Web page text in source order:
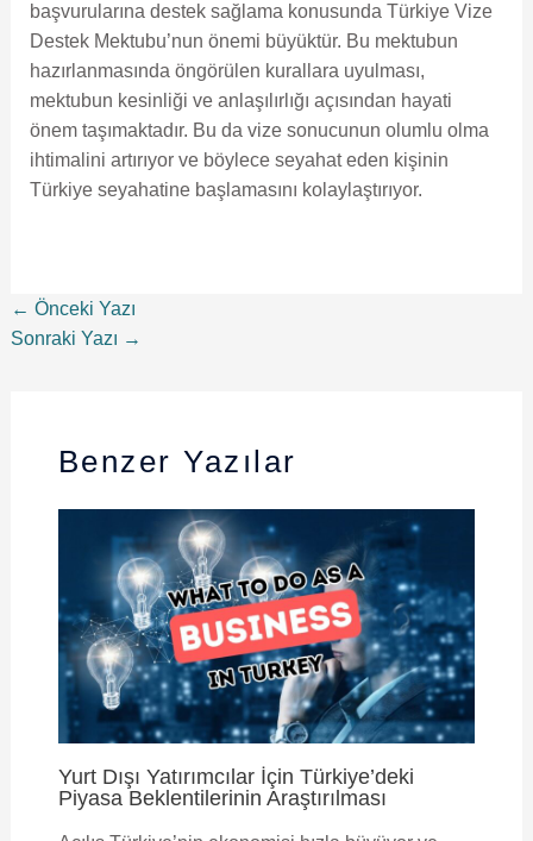
başvurularına destek sağlama konusunda Türkiye Vize
Destek Mektubu’nun önemi büyüktür. Bu mektubun
hazırlanmasında öngörülen kurallara uyulması,
mektubun kesinliği ve anlaşılırlığı açısından hayati
önem taşımaktadır. Bu da vize sonucunun olumlu olma
ihtimalini artırıyor ve böylece seyahat eden kişinin
Türkiye seyahatine başlamasını kolaylaştırıyor.
← Önceki Yazı
Sonraki Yazı →
Benzer Yazılar
Yurt Dışı Yatırımcılar İçin Türkiye’deki
Piyasa Beklentilerinin Araştırılması